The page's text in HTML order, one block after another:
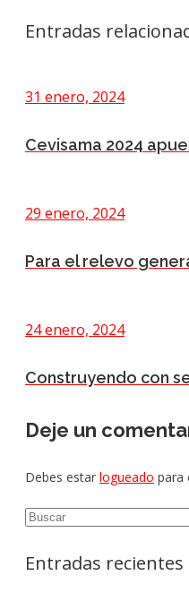
Entradas
31 enero, 2024
Cevisama 2024
29 enero, 2024
Para el relevo
24 enero, 2024
Construyendo con
Deje un
Debes estar logueado para
Entradas recientes